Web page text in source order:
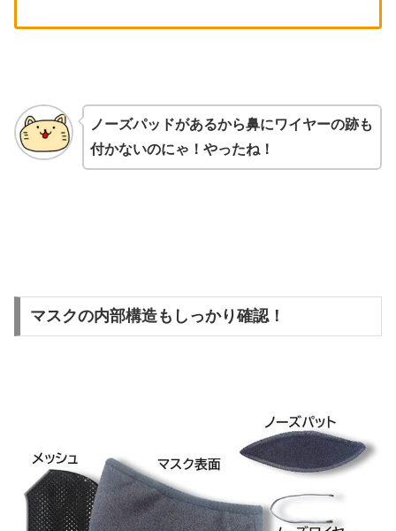
ノーズパッドがあるから鼻にワイヤーの跡も
付かないのにゃ！やったね！
マスクの内部構造もしっかり確認！